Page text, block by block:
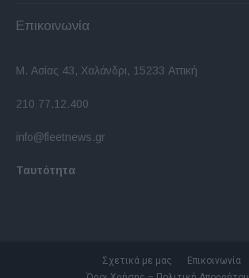
Επικοινωνία
Μ. Ασίας 43, Χαλάνδρι, 15233 Αττική
210 77.12.400
info@fleetnews.gr
Ταυτότητα
Σχετικά με μας
Επικοινωνία